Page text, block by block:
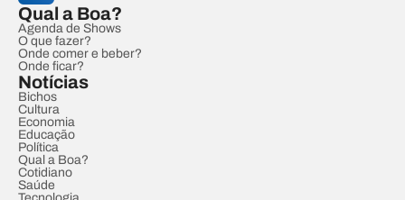
Qual a Boa?
Agenda de Shows
O que fazer?
Onde comer e beber?
Onde ficar?
Notícias
Bichos
Cultura
Economia
Educação
Política
Qual a Boa?
Cotidiano
Saúde